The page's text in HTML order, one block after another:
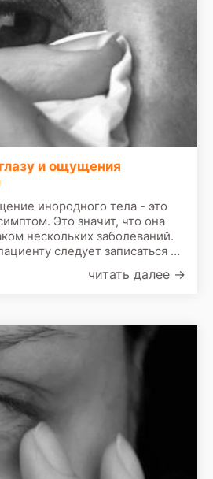
и ощущения
инородного тела - это
Это значит, что она
нескольких заболеваний.
следует записаться на
сделать следующие
читать далее →